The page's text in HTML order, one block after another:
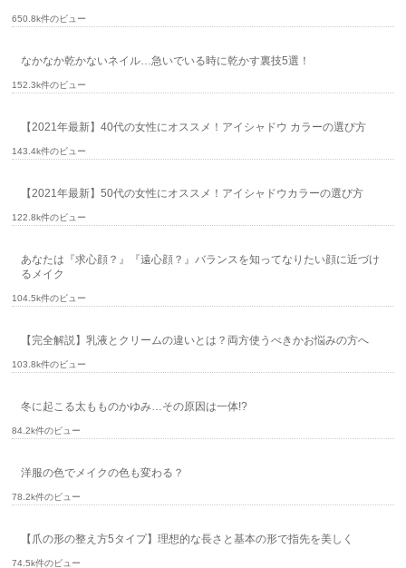
650.8k件のビュー
なかなか乾かないネイル…急いでいる時に乾かす裏技5選！
152.3k件のビュー
【2021年最新】40代の女性にオススメ！アイシャドウ カラーの選び方
143.4k件のビュー
【2021年最新】50代の女性にオススメ！アイシャドウカラーの選び方
122.8k件のビュー
あなたは『求心顔？』『遠心顔？』バランスを知ってなりたい顔に近づけ
るメイク
104.5k件のビュー
【完全解説】乳液とクリームの違いとは？両方使うべきかお悩みの方へ
103.8k件のビュー
冬に起こる太もものかゆみ…その原因は一体!?
84.2k件のビュー
洋服の色でメイクの色も変わる？
78.2k件のビュー
【爪の形の整え方5タイプ】理想的な長さと基本の形で指先を美しく
74.5k件のビュー